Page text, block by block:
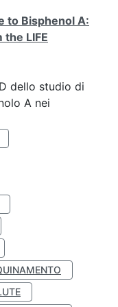
to Bisphenol A:
LIFE
dello studio di
A nei